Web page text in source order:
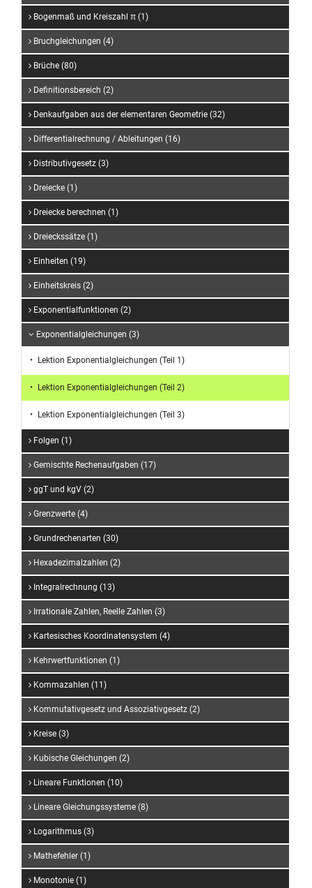
Bogenmaß und Kreiszahl π (1)
Bruchgleichungen (4)
Brüche (80)
Definitionsbereich (2)
Denkaufgaben aus der elementaren Geometrie (32)
Differentialrechnung / Ableitungen (16)
Distributivgesetz (3)
Dreiecke (1)
Dreiecke berechnen (1)
Dreieckssätze (1)
Einheiten (19)
Einheitskreis (2)
Exponentialfunktionen (2)
Exponentialgleichungen (3)
Lektion Exponentialgleichungen (Teil 1)
Lektion Exponentialgleichungen (Teil 2)
Lektion Exponentialgleichungen (Teil 3)
Folgen (1)
Gemischte Rechenaufgaben (17)
ggT und kgV (2)
Grenzwerte (4)
Grundrechenarten (30)
Hexadezimalzahlen (2)
Integralrechnung (13)
Irrationale Zahlen, Reelle Zahlen (3)
Kartesisches Koordinatensystem (4)
Kehrwertfunktionen (1)
Kommazahlen (11)
Kommutativgesetz und Assoziativgesetz (2)
Kreise (3)
Kubische Gleichungen (2)
Lineare Funktionen (10)
Lineare Gleichungssysteme (8)
Logarithmus (3)
Mathefehler (1)
Monotonie (1)